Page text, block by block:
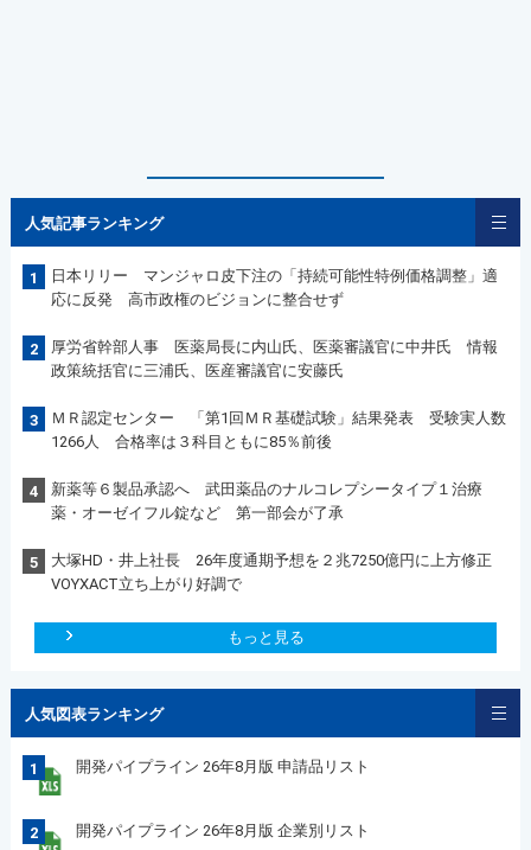
人気記事ランキング
1
日本リリー マンジャロ皮下注の「持続可能性特例価格調整」適
応に反発 高市政権のビジョンに整合せず
2
厚労省幹部人事 医薬局長に内山氏、医薬審議官に中井氏 情報
政策統括官に三浦氏、医産審議官に安藤氏
3
ＭＲ認定センター 「第1回ＭＲ基礎試験」結果発表 受験実人数
1266人 合格率は３科目ともに85％前後
4
新薬等６製品承認へ 武田薬品のナルコレプシータイプ１治療
薬・オーゼイフル錠など 第一部会が了承
5
大塚HD・井上社長 26年度通期予想を２兆7250億円に上方修正
VOYXACT立ち上がり好調で
もっと見る
人気図表ランキング
1 開発パイプライン 26年8月版 申請品リスト
2 開発パイプライン 26年8月版 企業別リスト